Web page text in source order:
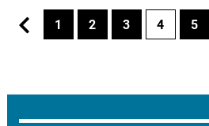
1 2 3 4 5